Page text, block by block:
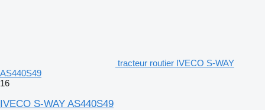
tracteur routier IVECO S-WAY
AS440S49
16
IVECO S-WAY AS440S49